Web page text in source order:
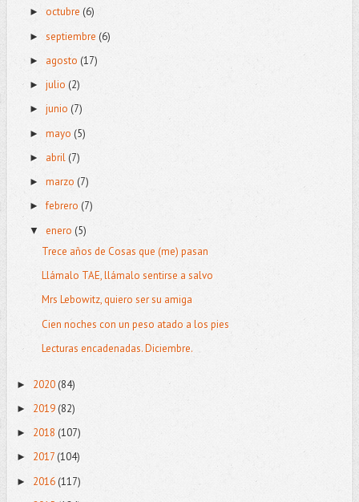
► octubre (6)
► septiembre (6)
► agosto (17)
► julio (2)
► junio (7)
► mayo (5)
► abril (7)
► marzo (7)
►febrero (7)
▼ enero (5)
Trece años de Cosas que (me) pasan
Llámalo TAE, llámalo sentirse a salvo
Mrs Lebowitz, quiero ser su amiga
Cien noches con un peso atado a los pies
Lecturas encadenadas. Diciembre.
► 2020 (84)
► 2019(82)
► 2018 (107)
► 2017 (104)
► 2016(117)